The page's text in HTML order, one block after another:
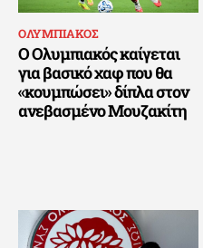
ΟΛΥΜΠΙΑΚΟΣ
Ο Ολυμπιακός καίγεται
για βασικό χαφ που θα
«κουμπώσει» δίπλα στον
ανεβασμένο Μουζακίτη